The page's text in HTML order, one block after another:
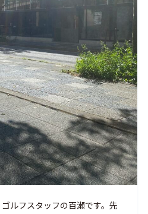
ルフスタッフの百瀬です。先